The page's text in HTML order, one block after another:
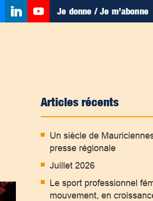
Je donne / Je m’abonne
Articles récents
Un siècle de
presse régionale
Juillet 2026
Le sport professionnel
mouvement, en